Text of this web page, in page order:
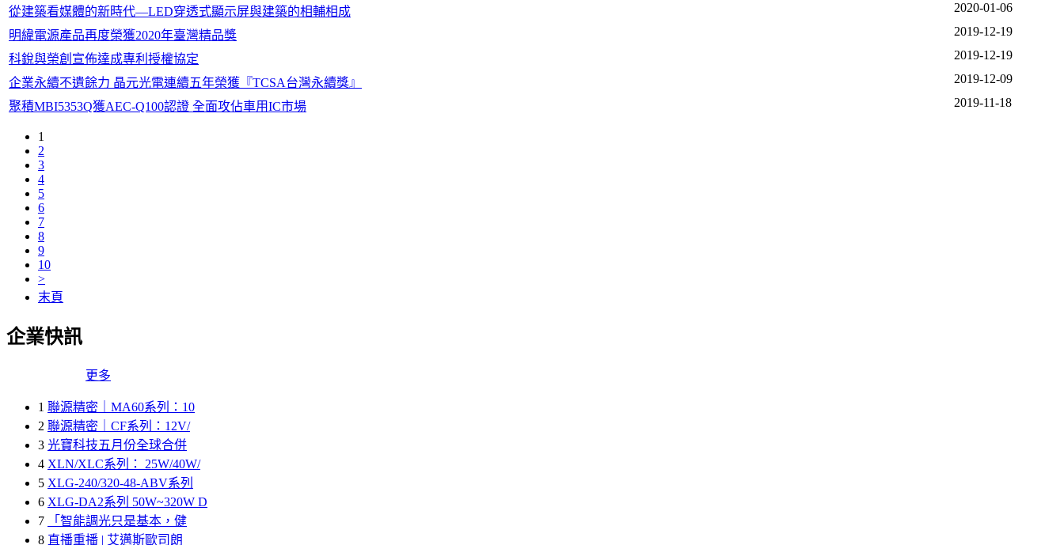
從建築看媒體的新時代—LED穿透式顯示屏與建築的相輔相成 2020-01-06
明緯電源產品再度榮獲2020年臺灣精品獎 2019-12-19
科銳與榮創宣佈達成專利授權協定 2019-12-19
企業永續不遺餘力 晶元光電連續五年榮獲『TCSA台灣永續獎』 2019-12-09
聚積MBI5353Q獲AEC-Q100認證 全面攻佔車用IC市場 2019-11-18
1
2
3
4
5
6
7
8
9
10
>
末頁
企業快訊
更多
1 聯源精密｜MA60系列：10
2 聯源精密｜CF系列：12V/
3 光寶科技五月份全球合併
4 XLN/XLC系列： 25W/40W/
5 XLG-240/320-48-ABV系列
6 XLG-DA2系列 50W~320W D
7
「智能調光只是基本，健
8 直播重播 | 艾邁斯歐司朗